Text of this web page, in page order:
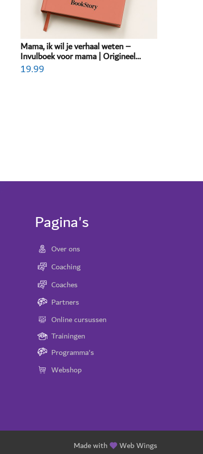
Mama, ik wil je verhaal weten –
Invulboek voor mama | Origineel
moederdag cadeau & geschenk |
Persoonlijk invulboek volwassenen
19.99
Pagina's
Over ons
Coaching
Coaches
Partners
Online cursussen
Trainingen
Programma's
Webshop
Made with Web Wings